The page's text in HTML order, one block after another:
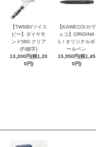
【TWSBI/ツイス
ビー】ダイヤモ
ンド580 クリア
(F/細字)
13,200円(税1,20
0円)
【KAWECO/カヴ
ェコ】ORIGINA
L / オリジナルボ
ールペン
15,950円(税1,45
0円)